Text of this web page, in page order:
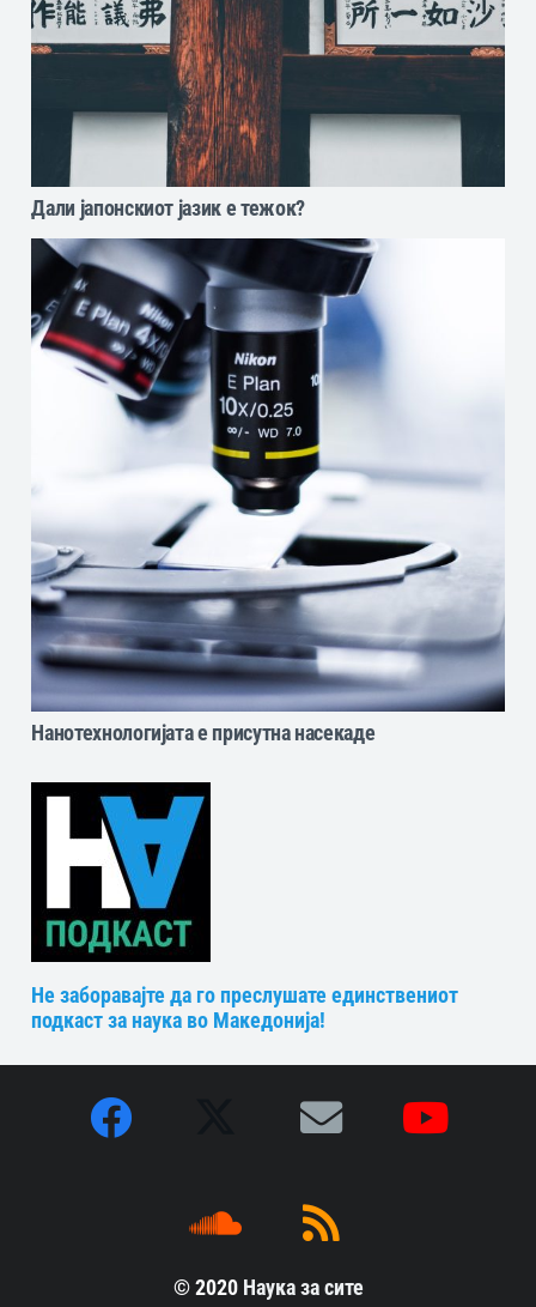
Дали јапонскиот јазик е тежок?
Нанотехнологијата е присутна насекаде
Не заборавајте да го преслушате единствениот
подкаст за наука во Македонија!
© 2020 Наука за сите